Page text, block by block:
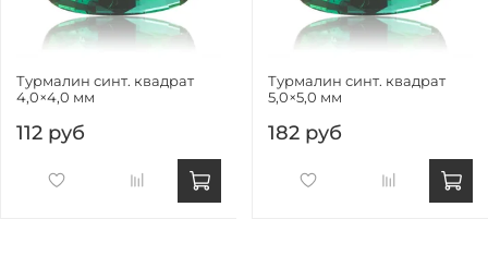
Турмалин синт. квадрат
4,0×4,0 мм
112 руб
Турмалин синт. квадрат
5,0×5,0 мм
182 руб